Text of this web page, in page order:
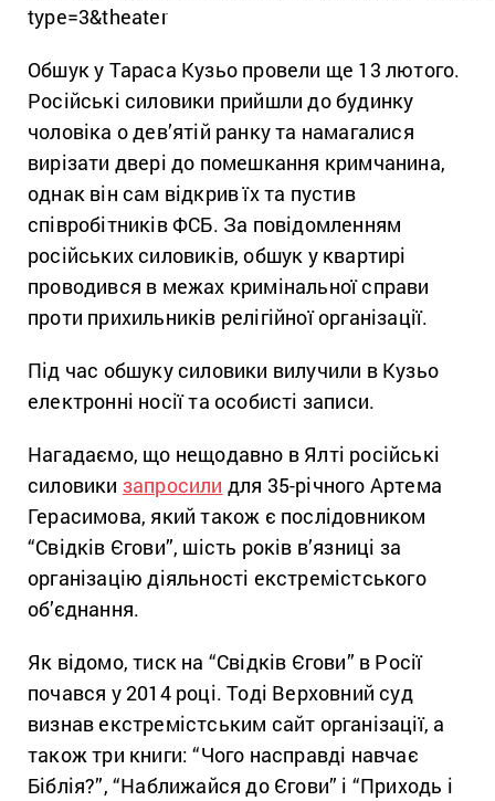
type=3&theater
Обшук у Тараса Кузьо провели ще 13 лютого.
Російські силовики прийшли до будинку
чоловіка о дев’ятій ранку та намагалися
вирізати двері до помешкання кримчанина,
однак він сам відкрив їх та пустив
співробітників ФСБ. За повідомленням
російських силовиків, обшук у квартирі
проводився в межах кримінальної справи
проти прихильників релігійної організації.
Під час обшуку силовики вилучили в Кузьо
електронні носії та особисті записи.
Нагадаємо, що нещодавно в Ялті російські
силовики запросили для 35-річного Артема
Герасимова, який також є послідовником
“Свідків Єгови”, шість років в’язниці за
організацію діяльності екстремістського
об’єднання.
Як відомо, тиск на “Свідків Єгови” в Росії
почався у 2014 році. Тоді Верховний суд
визнав екстремістським сайт організації, а
також три книги: “Чого насправді навчає
Біблія?”, “Наближайся до Єгови” і “Приходь і